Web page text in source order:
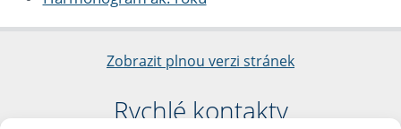
Zobrazit plnou verzi stránek
Rychlé kontakty